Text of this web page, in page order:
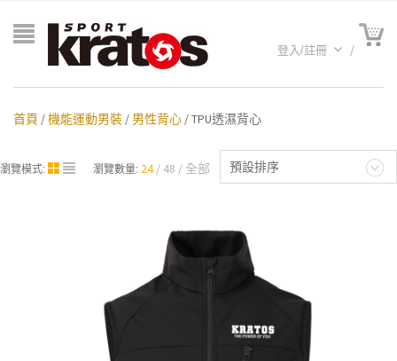
登入/註冊
首頁 /機能運動男裝 / 男性背心 / TPU透濕背心
預設排序
瀏覽模式: 瀏覽數量: 24 48 全部